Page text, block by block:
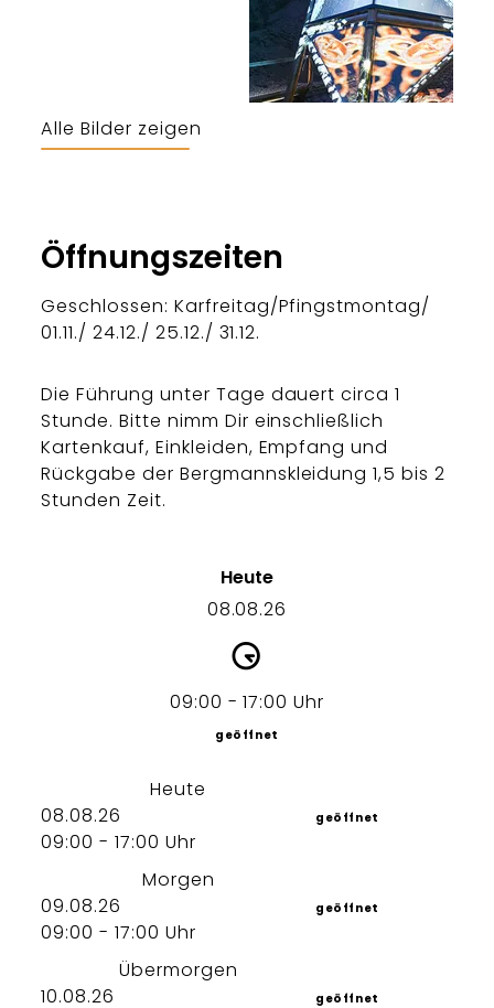
Alle Bilder zeigen
Öffnungszeiten
Geschlossen: Karfreitag/Pfingstmontag/
01.11./ 24.12./ 25.12./ 31.12.
Die Führung unter Tage dauert circa 1
Stunde. Bitte nimm Dir einschließlich
Kartenkauf, Einkleiden, Empfang und
Rückgabe der Bergmannskleidung 1,5 bis 2
Stunden Zeit.
Heute
08.08.26
09:00 - 17:00 Uhr
geöffnet
Heute
08.08.26
09:00 - 17:00 Uhr
geöffnet
Morgen
09.08.26
09:00 - 17:00 Uhr
geöffnet
Übermorgen
10.08.26
geöffnet